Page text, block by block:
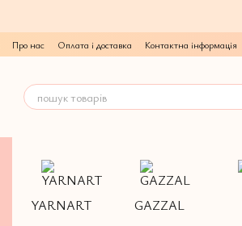
Про нас Оплата і доставка Контактна інформація
YARNART GAZZAL